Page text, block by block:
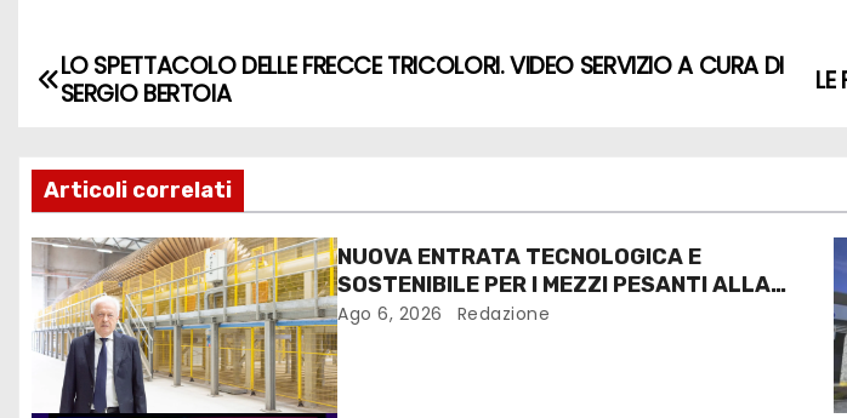
LE
LO SPETTACOLO DELLE FRECCE TRICOLORI. VIDEO SERVIZIO A CURA DI
SERGIO BERTOIA
Articoli correlati
NUOVA ENTRATA TECNOLOGICA E
SOSTENIBILE PER I MEZZI PESANTI ALLA
FANTONI DI OSOPPO
Ago 6, 2026 Redazione